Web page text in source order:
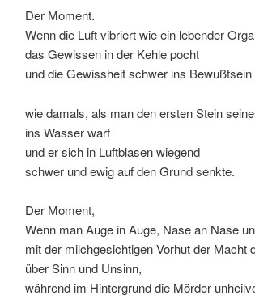
Der Moment.
Wenn die Luft vibriert wie ein lebender
das Gewissen in der Kehle pocht
und die Gewissheit schwer ins Bewußtsein
wie damals, als man den ersten Stein
ins Wasser warf
und er sich in Luftblasen wiegend
schwer und ewig auf den Grund senkte.
Der Moment,
Wenn man Auge in Auge, Nase an Nase
mit der milchgesichtigen Vorhut der Macht
über Sinn und Unsinn,
während im Hintergrund die Mörder